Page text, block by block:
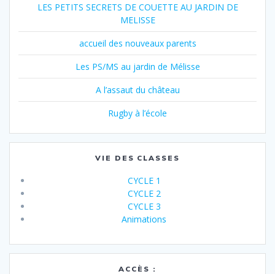
LES PETITS SECRETS DE COUETTE AU JARDIN DE
MELISSE
accueil des nouveaux parents
Les PS/MS au jardin de Mélisse
A l’assaut du château
Rugby à l’école
VIE DES CLASSES
CYCLE 1
CYCLE 2
CYCLE 3
Animations
ACCÈS :